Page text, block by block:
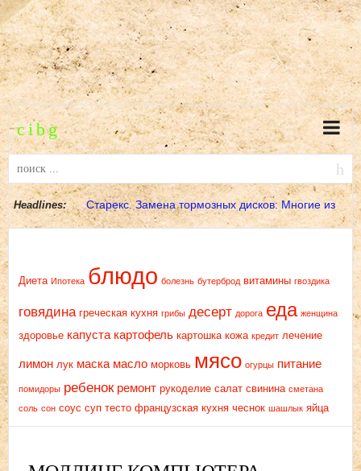
Headlines: Старекс. Замена тормозных дисков: Многие из
Диета Ипотека блюдо болезнь бутерброд витамины гвоздика
говядина греческая кухня грибы десерт дорога еда женщина
здоровье капуста картофель картошка кожа кредит лечение
лимон лук маска масло морковь мясо огурцы питание
помидоры ребенок ремонт рукоделие салат свинина сметана
соль сон соус суп тесто французская кухня чеснок шашлык яйца